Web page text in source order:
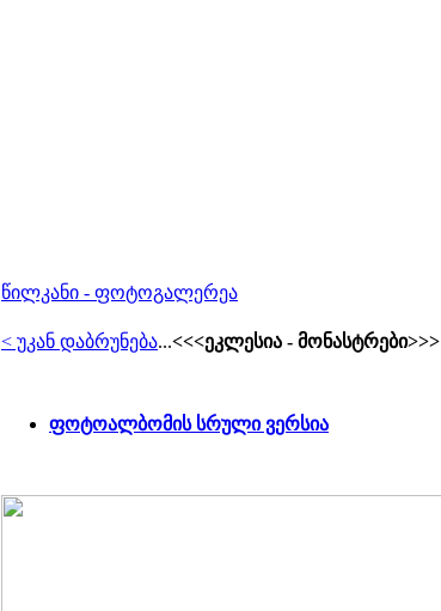
წილკანი - ფოტოგალერეა
< უკან დაბრუნება...<<<ეკლესია - მონასტრები>>>
ფოტოალბომის სრული ვერსია